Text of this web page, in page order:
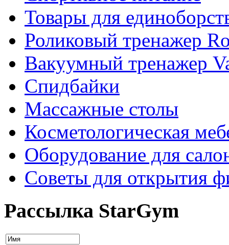
Товары для
Роликовый тренажер
Вакуумный тренажер
Спидбайки
Массажные столы
Косметологическая
Оборудование для
Советы для открытия
Рассылка StarGym